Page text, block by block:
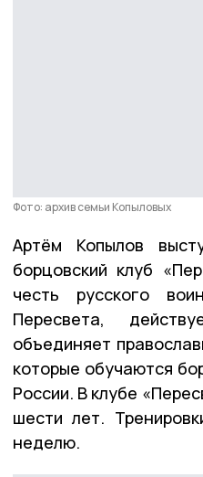
Фото: архив семьи Копыловых
Артём Копылов
борцовский клуб
честь русского
Пересвета,
объединяет
которые обучаются
России. В клубе
шести лет.
неделю.